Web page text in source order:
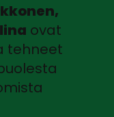
ovat
tehneet